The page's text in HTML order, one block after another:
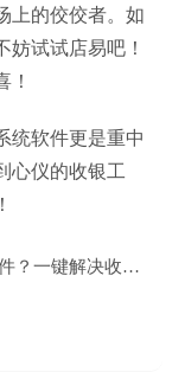
上的佼佼者。如
试试店易吧！
！
统软件更是重中
心仪的收银工
？一键解决收费管理